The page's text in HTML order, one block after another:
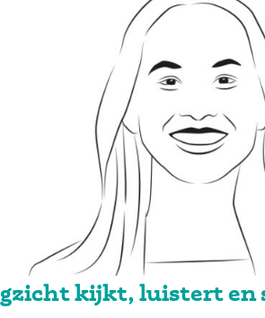
gzicht kijkt, luistert en